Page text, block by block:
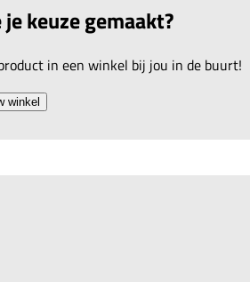
je keuze gemaakt?
in een winkel bij jou in de buurt!
winkel